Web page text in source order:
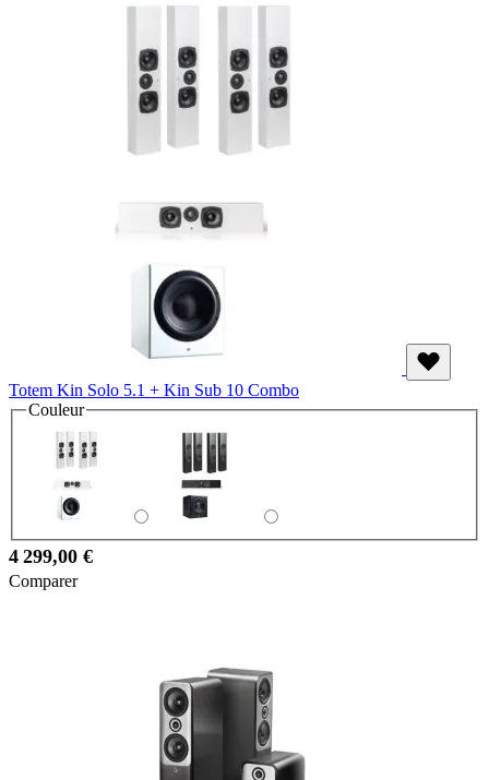
Totem Kin Solo 5.1 + Kin Sub 10 Combo
Couleur
4 299,00 €
Comparer